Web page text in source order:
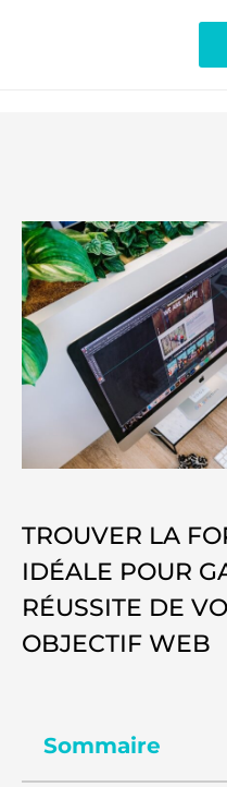
TROUVER LA
IDÉALE POUR
RÉUSSITE DE
OBJECTIF WEB
Sommaire